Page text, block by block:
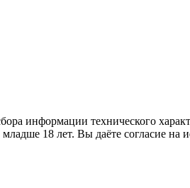
информации технического
18 лет. Вы даёте согласие на